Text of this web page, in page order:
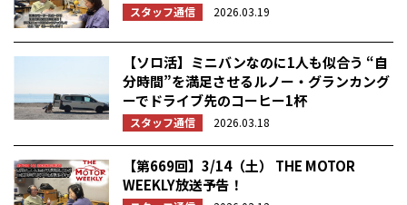
スタッフ通信 2026.03.19
【ソロ活】ミニバンなのに1人も似合う “自
分時間”を満足させるルノー・グランカング
ーでドライブ先のコーヒー1杯
スタッフ通信 2026.03.18
【第669回】3/14（土） THE MOTOR
WEEKLY放送予告！